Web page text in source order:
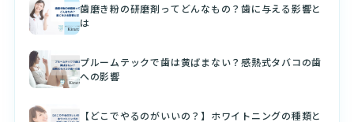
歯磨き粉の研磨剤ってどんなもの？歯に与える影響と
は
プルームテックで歯は黄ばまない？感熱式タバコの歯
への影響
【どこでやるのがいいの？】ホワイトニングの種類と